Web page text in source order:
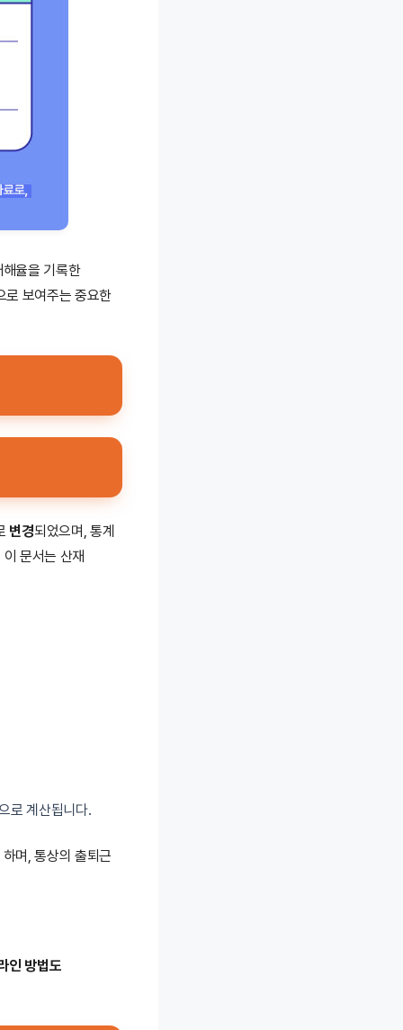
율을 기록한
로 보여주는 중요한
변경되었으며, 통계
문서는 산재
로 계산됩니다.
며, 통상의 출퇴근
인 방법도